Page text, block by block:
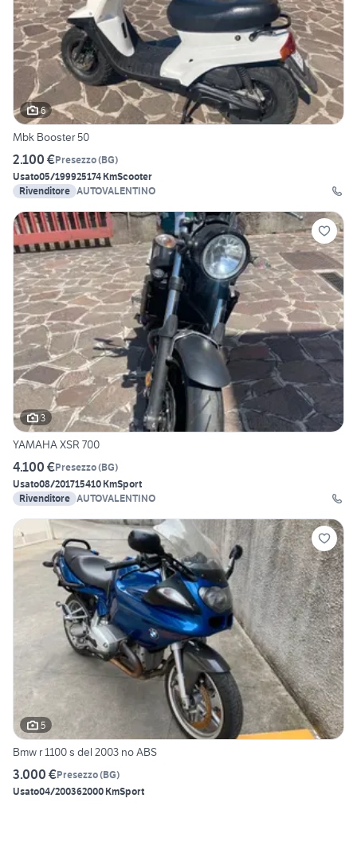
6
Mbk Booster 50
2.100 €Presezzo(BG)
Usato05/199925174 KmScooter
Rivenditore AUTOVALENTINO
3
YAMAHA XSR 700
4.100 €Presezzo(BG)
Usato08/201715410 KmSport
Rivenditore AUTOVALENTINO
5
Bmw r 1100 s del 2003 no ABS
3.000 €Presezzo(BG)
Usato04/200362000 KmSport